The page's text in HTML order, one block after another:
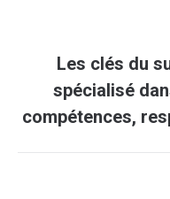
Les clés du
spécialisé
compétences,